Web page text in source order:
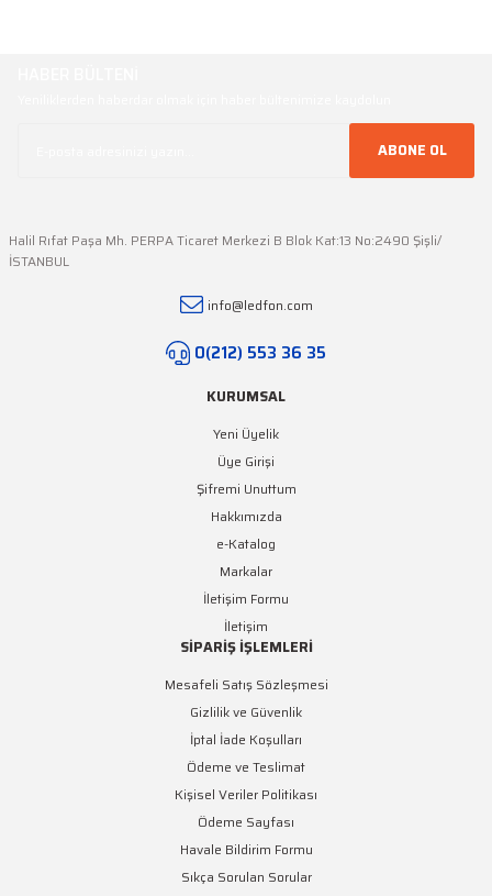
ABONE OL
Halil Rıfat Paşa Mh. PERPA Ticaret Merkezi B Blok Kat:13 No:2490 Şişli/
İSTANBUL
info@ledfon.com
0(212) 553 36 35
KURUMSAL
Yeni Üyelik
Üye Girişi
Şifremi Unuttum
Hakkımızda
e-Katalog
Markalar
İletişim Formu
İletişim
SİPARİŞ İŞLEMLERİ
Mesafeli Satış Sözleşmesi
Gizlilik ve Güvenlik
İptal İade Koşulları
Ödeme ve Teslimat
Kişisel Veriler Politikası
Ödeme Sayfası
Havale Bildirim Formu
Sıkça Sorulan Sorular